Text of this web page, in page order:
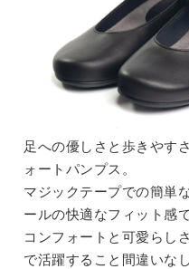
足への優しさと歩きやす
ォートパンプス。
マジックテープでの簡単
ールの快適なフィット感
コンフォートと可愛らし
で活躍すること間違いな